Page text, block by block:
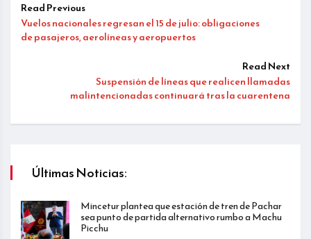
Read Previous
Vuelos nacionales regresan el 15 de julio: obligaciones
de pasajeros, aerolíneas y aeropuertos
Read Next
Suspensión de líneas que realicen llamadas
malintencionadas continuará tras la cuarentena
Últimas Noticias:
Mincetur plantea que estación de tren de Pachar
sea punto de partida alternativo rumbo a Machu
Picchu